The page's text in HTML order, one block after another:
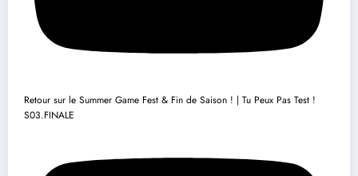
Retour sur le Summer Game Fest & Fin de Saison ! | Tu Peux Pas Test !
S03.FINALE